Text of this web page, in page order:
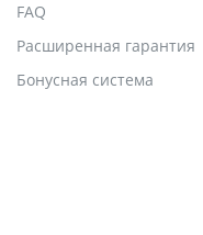
FAQ
Расширенная гарантия
Бонусная система